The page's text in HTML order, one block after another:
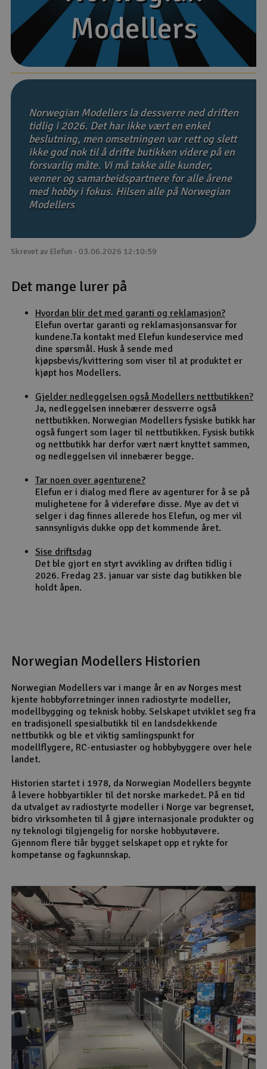
Båter
Droner
Droner for FPV
Fly
Helikopter
Kamerautstyr
Modellbygging, LEGO & byggesett
Outlet
Radioutstyr
Raketter
Smarthjem, lek & hobby
Solenergi
Sparkesykler & elkjøretøy
Gavekort
Modellers
Modellers
Norwegian Modellers la dessverre ned driften
tidlig i 2026. Det har ikke vært en enkel
beslutning, men omsetningen var rett og slett
ikke god nok til å drifte butikken videre på en
forsvarlig måte. Vi må takke alle kunder,
venner og samarbeidspartnere for alle årene
med hobby i fokus. Hilsen alle på Norwegian
Modellers
Skrevet av Elefun - 03.06.2026 12:10:59
Det mange lurer på
Hvordan blir det med garanti og reklamasjon?
Elefun overtar garanti og reklamasjonsansvar for
kundene.Ta kontakt med Elefun kundeservice med
dine spørsmål. Husk å sende med
kjøpsbevis/kvittering som viser til at produktet er
kjøpt hos Modellers.
Gjelder nedleggelsen også Modellers nettbutikken?
Ja, nedleggelsen innebærer dessverre også
nettbutikken. Norwegian Modellers fysiske butikk har
også fungert som lager til nettbutikken. Fysisk butikk
og nettbutikk har derfor vært nært knyttet sammen,
og nedleggelsen vil innebærer begge.
Tar noen over agenturene?
Elefun er i dialog med flere av agenturer for å se på
mulighetene for å videreføre disse. Mye av det vi
selger i dag finnes allerede hos Elefun, og mer vil
sannsynligvis dukke opp det kommende året.
Sise driftsdag
Det ble gjort en styrt avvikling av driften tidlig i
2026. Fredag 23. januar var siste dag butikken ble
holdt åpen.
Norwegian Modellers Historien
Norwegian Modellers var i mange år en av Norges mest
kjente hobbyforretninger innen radiostyrte modeller,
modellbygging og teknisk hobby. Selskapet utviklet seg fra
en tradisjonell spesialbutikk til en landsdekkende
nettbutikk og ble et viktig samlingspunkt for
modellflygere, RC-entusiaster og hobbybyggere over hele
landet.
Historien startet i 1978, da Norwegian Modellers begynte
å levere hobbyartikler til det norske markedet. På en tid
da utvalget av radiostyrte modeller i Norge var begrenset,
bidro virksomheten til å gjøre internasjonale produkter og
ny teknologi tilgjengelig for norske hobbyutøvere.
Gjennom flere tiår bygget selskapet opp et rykte for
kompetanse og fagkunnskap.